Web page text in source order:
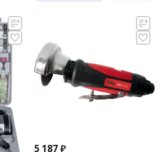
5 187₽